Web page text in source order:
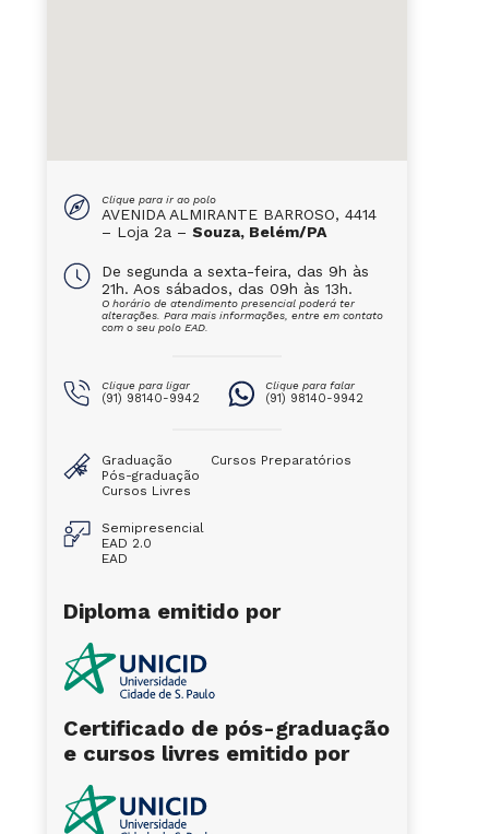
Clique para ir ao polo
AVENIDA ALMIRANTE BARROSO, 4414
– Loja 2a – Souza, Belém/PA
De segunda a sexta-feira, das 9h às
21h. Aos sábados, das 09h às 13h.
O horário de atendimento presencial poderá ter
alterações. Para mais informações, entre em contato
com o seu polo EAD.
Clique para ligar
(91) 98140-9942
Clique para falar
(91) 98140-9942
Graduação
Pós-graduação
Cursos Livres
Cursos Preparatórios
Semipresencial
EAD 2.0
EAD
Diploma emitido por
Certificado de pós-graduação
e cursos livres emitido por